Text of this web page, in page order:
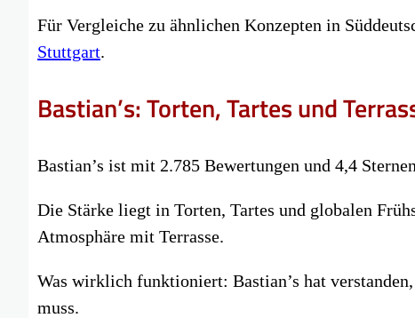
Für Vergleiche zu ähnlichen Konzepten in
Stuttgart.
Bastian’s: Torten, Tartes und
Bastian’s ist mit 2.785 Bewertungen und 4,4
Die Stärke liegt in Torten, Tartes und globalen
Atmosphäre mit Terrasse.
Was wirklich funktioniert: Bastian’s hat
muss.